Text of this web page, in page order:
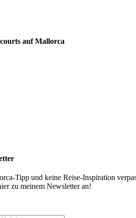
auf Mallorca
Tipp und keine Reise-Inspiration
zu meinem Newsletter an!